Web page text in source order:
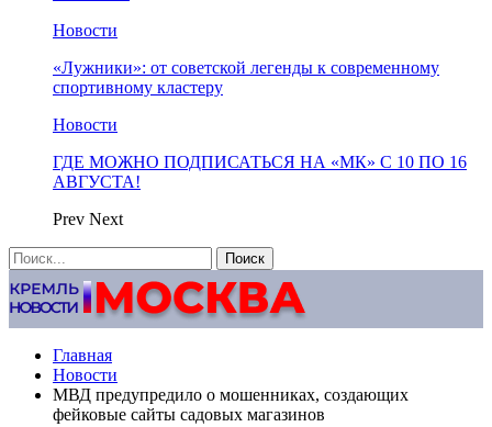
Новости
«Лужники»: от советской легенды к современному
спортивному кластеру
Новости
ГДЕ МОЖНО ПОДПИСАТЬСЯ НА «МК» С 10 ПО 16
АВГУСТА!
Prev Next
Главная
Новости
МВД предупредило о мошенниках, создающих
фейковые сайты садовых магазинов